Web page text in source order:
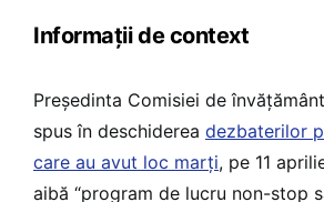
Informații de context
Președinta Comisiei de
spus în deschiderea dezbaterilor
care au avut loc marți, pe 11
aibă “program de lucru non-stop